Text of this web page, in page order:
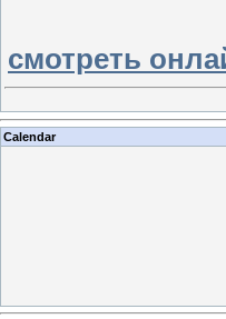
смотреть
Calendar